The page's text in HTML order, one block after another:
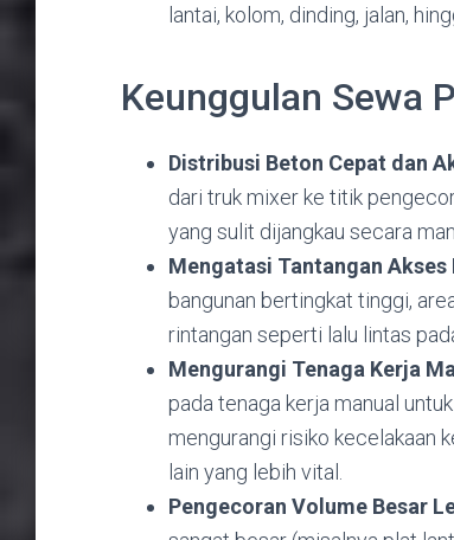
lantai, kolom, dinding, jalan,
Keunggulan Sewa
Distribusi Beton Cepat dan
dari truk mixer ke titik
yang sulit dijangkau secara
Mengatasi Tantangan Akses
bangunan bertingkat tinggi,
rintangan seperti lalu lintas
Mengurangi Tenaga Kerja
pada tenaga kerja manual
mengurangi risiko kecelakaan
lain yang lebih vital.
Pengecoran Volume Besar